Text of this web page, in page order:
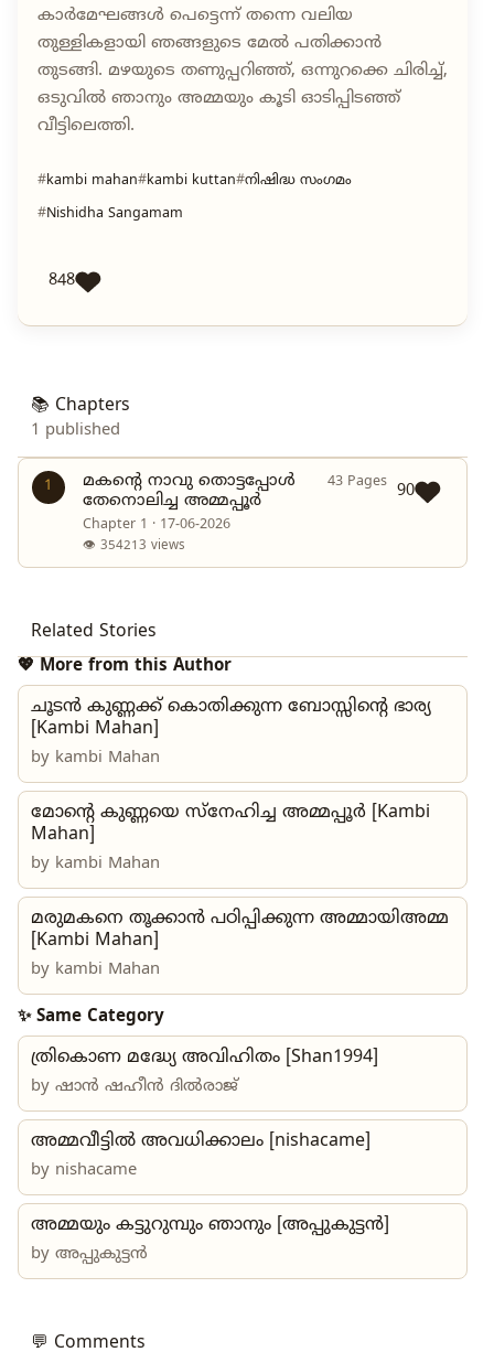
കാർമേഘങ്ങൾ പെട്ടെന്ന് തന്നെ വലിയ
തുള്ളികളായി ഞങ്ങളുടെ മേൽ പതിക്കാൻ
തുടങ്ങി. മഴയുടെ തണുപ്പറിഞ്ഞ്, ഒന്നുറക്കെ ചിരിച്ച്,
ഒടുവിൽ ഞാനും അമ്മയും കൂടി ഓടിപ്പിടഞ്ഞ്
വീട്ടിലെത്തി.
kambi mahan kambi kuttan നിഷിദ്ധ സംഗമം
Nishidha Sangamam
848
📚 Chapters
1 published
1
മകന്റെ നാവു തൊട്ടപ്പോൾ
തേനൊലിച്ച അമ്മപ്പൂർ
43 Pages
Chapter 1 · 17-06-2026
👁 354213 views
90
Related Stories
💖 More from this Author
ചൂടൻ കുണ്ണക്ക് കൊതിക്കുന്ന ബോസ്സിന്റെ ഭാര്യ
[Kambi Mahan]
by kambi Mahan
മോന്റെ കുണ്ണയെ സ്നേഹിച്ച അമ്മപ്പൂർ [Kambi
Mahan]
by kambi Mahan
മരുമകനെ തൂക്കാൻ പഠിപ്പിക്കുന്ന അമ്മായിഅമ്മ
[Kambi Mahan]
by kambi Mahan
✨ Same Category
ത്രികൊണ മദ്ധ്യേ അവിഹിതം [Shan1994]
by ഷാൻ ഷഹീൻ ദിൽരാജ്
അമ്മവീട്ടില്‍ അവധിക്കാലം [nishacame]
by nishacame
അമ്മയും കട്ടുറുമ്പും ഞാനും [അപ്പുകുട്ടൻ]
by അപ്പുകുട്ടൻ
💬 Comments